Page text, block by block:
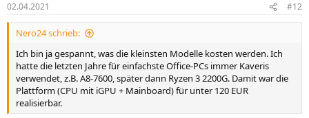
02.04.2021 #12
Nero24 schrieb:
Ich bin ja gespannt, was die kleinsten Modelle kosten werden. Ich
hatte die letzten Jahre für einfachste Office-PCs immer Kaveris
verwendet, z.B. A8-7600, später dann Ryzen 3 2200G. Damit war die
Plattform (CPU mit iGPU + Mainboard) für unter 120 EUR
realisierbar.